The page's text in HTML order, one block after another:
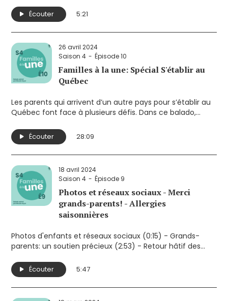
Écouter 5:21
26 avril 2024
Saison 4
Épisode 10
Familles à la une: Spécial S'établir au
Québec
Les parents qui arrivent d’un autre pays pour s’établir au
Québec font face à plusieurs défis. Dans ce balado,
organismes communautaires présentent les principales
difficultés rencontrées par ces familles. Ils partagent
aussi leurs conseils pour favoriser l’intégration des
parents et des enfants à travers six thèmes liés à la
réalité des nouveaux arrivants:
L’adaptation à une nouvelle vie (2:38)
Le premier hiver (7:54)
L’apprentissage du français (11:35)
La difficulté de repartir à zéro (14:57)
Le partage des tâches et les relations entre conjoints
Les traditions à partager (23:41)
Écouter 28:09
18 avril 2024
Saison 4
Épisode 9
Photos et réseaux sociaux - Merci
grands-parents! - Allergies
saisonnières
Photos d'enfants et réseaux sociaux (0:15) - Grands-
parents: un soutien précieux (2:53) - Retour hâtif des
Écouter 5:47